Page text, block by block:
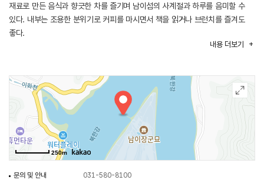
재료로 만든 음식과 향긋한 차를 즐기며 남이섬의 사계절과 하루를 음미할 수
있다. 내부는 조용한 분위기로 커피를 마시면서 책을 읽거나 브런치를 즐겨도
좋다.
내용 더보기
250m
문의 및 안내
031-580-8100